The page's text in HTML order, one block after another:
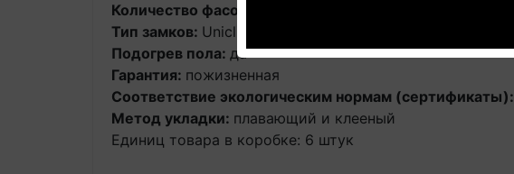
Количество фасок:
Тип замков: Uniclic Multifit
Подогрев пола: да
Гарантия: пожизненная
Соответствие экологическим нормам (сертификаты):
Метод укладки: плавающий и клееный
Единиц товара в коробке: 6 штук